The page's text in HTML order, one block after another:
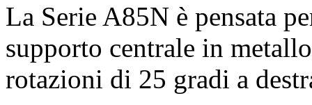
La Serie A85N è pensata
supporto centrale in
rotazioni di 25 gradi a